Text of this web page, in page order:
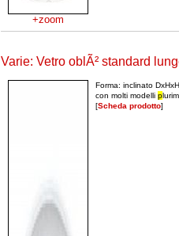
+zoom
Varie: Vetro oblÃ² standard
Forma: inclinato
con molti modelli p
[Scheda prodotto]